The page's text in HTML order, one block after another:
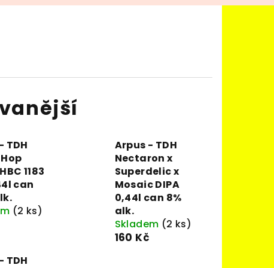
TDH
1183
can
(2 ks)
Arpus - TDH
Nectaron x
Superdelic x
Mosaic DIPA
0,44l can 8%
alk.
Skladem (2 ks)
160 Kč
TDH